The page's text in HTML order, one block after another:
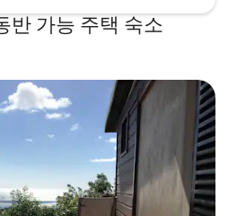
반 가능 주택 숙소